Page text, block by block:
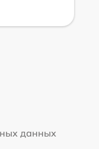
данных